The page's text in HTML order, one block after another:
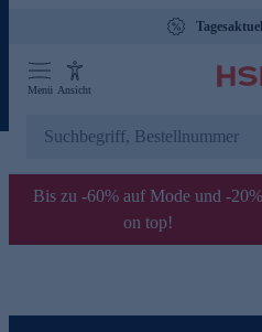
Menü Ansicht
Bis zu -60% auf Mode und -20%
on top!